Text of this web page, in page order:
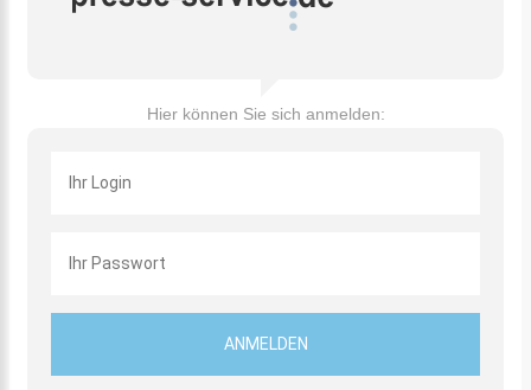
Hier können Sie sich anmelden: